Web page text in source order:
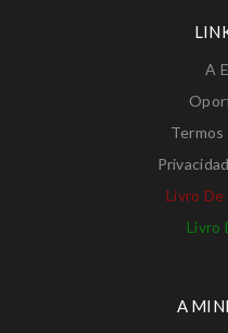
A
Termos
Livro De
Livro
A